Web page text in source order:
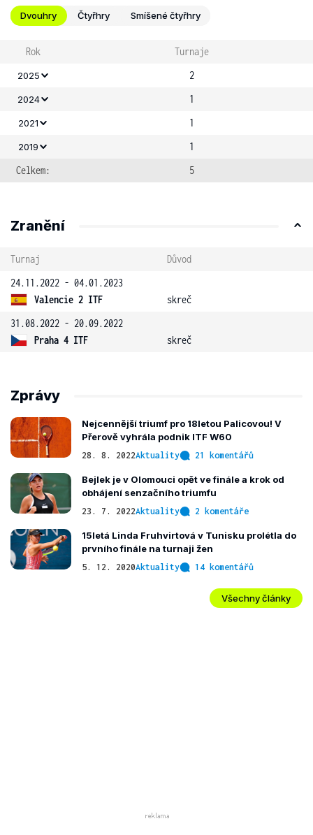
Dvouhry Čtyřhry Smíšené čtyřhry
Rok Turnaje
2025 2
2024 1
2021 1
2019
1
Celkem:
5
Zranění
Turnaj
Důvod
24.11.2022 - 04.01.2023
Valencie 2 ITF
skreč
31.08.2022 - 20.09.2022
Praha 4 ITF
skreč
Zprávy
Nejcennější triumf pro 18letou Palicovou! V
Přerově vyhrála podnik ITF W60
28. 8. 2022Aktuality 21 komentářů
Bejlek je v Olomouci opět ve finále a krok od
obhájení senzačního triumfu
23. 7. 2022Aktuality 2 komentáře
15letá Linda Fruhvirtová v Tunisku prolétla do
prvního finále na turnaji žen
5. 12. 2020Aktuality 14 komentářů
Všechny články